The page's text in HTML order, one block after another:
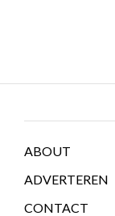
ABOUT
ADVERTEREN
CONTACT